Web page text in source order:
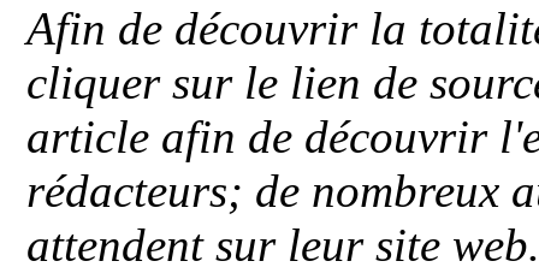
Afin de découvrir la
cliquer sur le lien de
article afin de découvrir
rédacteurs; de nombreux
attendent sur leur site